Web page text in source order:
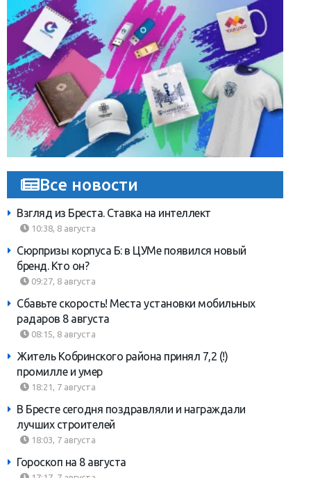
Все новости
Взгляд из Бреста. Ставка на интеллект
10:38, 8 августа
Сюрпризы корпуса Б: в ЦУМе появился новый
бренд. Кто он?
09:27, 8 августа
Сбавьте скорость! Места установки мобильных
радаров 8 августа
08:15, 8 августа
Житель Кобринского района принял 7,2 (!)
промилле и умер
18:21, 7 августа
В Бресте сегодня поздравляли и награждали
лучших строителей
18:03, 7 августа
Гороскоп на 8 августа